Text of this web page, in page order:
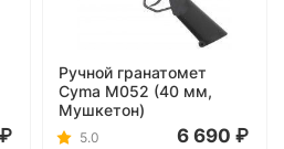
Ручной гранатомет
Cyma M052 (40 мм,
Мушкетон)
5.0 6 690